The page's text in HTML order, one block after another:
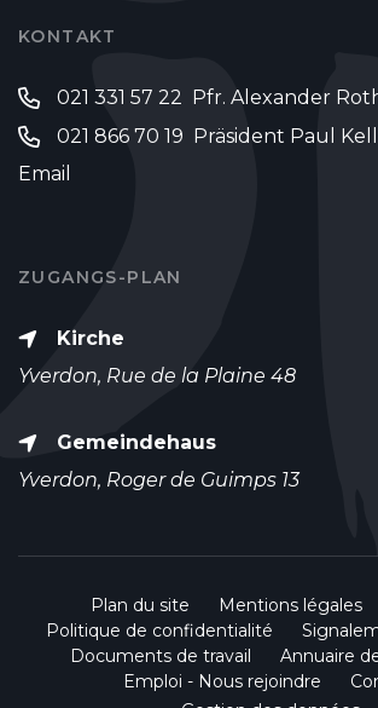
KONTAKT
021 331 57 22 Pfr. Alexander
021 866 70 19 Präsident Paul
Email
ZUGANGS-PLAN
Kirche
Yverdon, Rue de la Plaine 48
Gemeindehaus
Yverdon, Roger de Guimps 13
Plan du site Mentions légales
Politique de confidentialité
Documents de travail
Annuaire
Emploi - Nous rejoindre